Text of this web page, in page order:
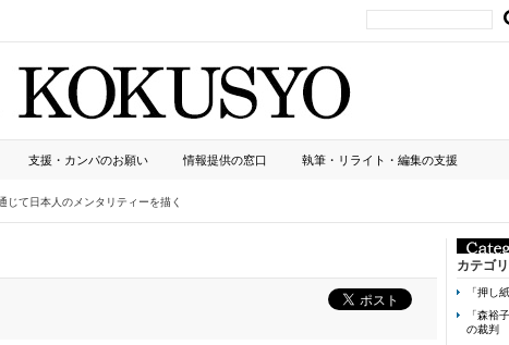
支援・カンパのお願い 情報提供の窓口 執筆・リライト・編集の支援
じて日本人のメンタリティーを描く
カテゴ
「押し
「森裕
の裁判